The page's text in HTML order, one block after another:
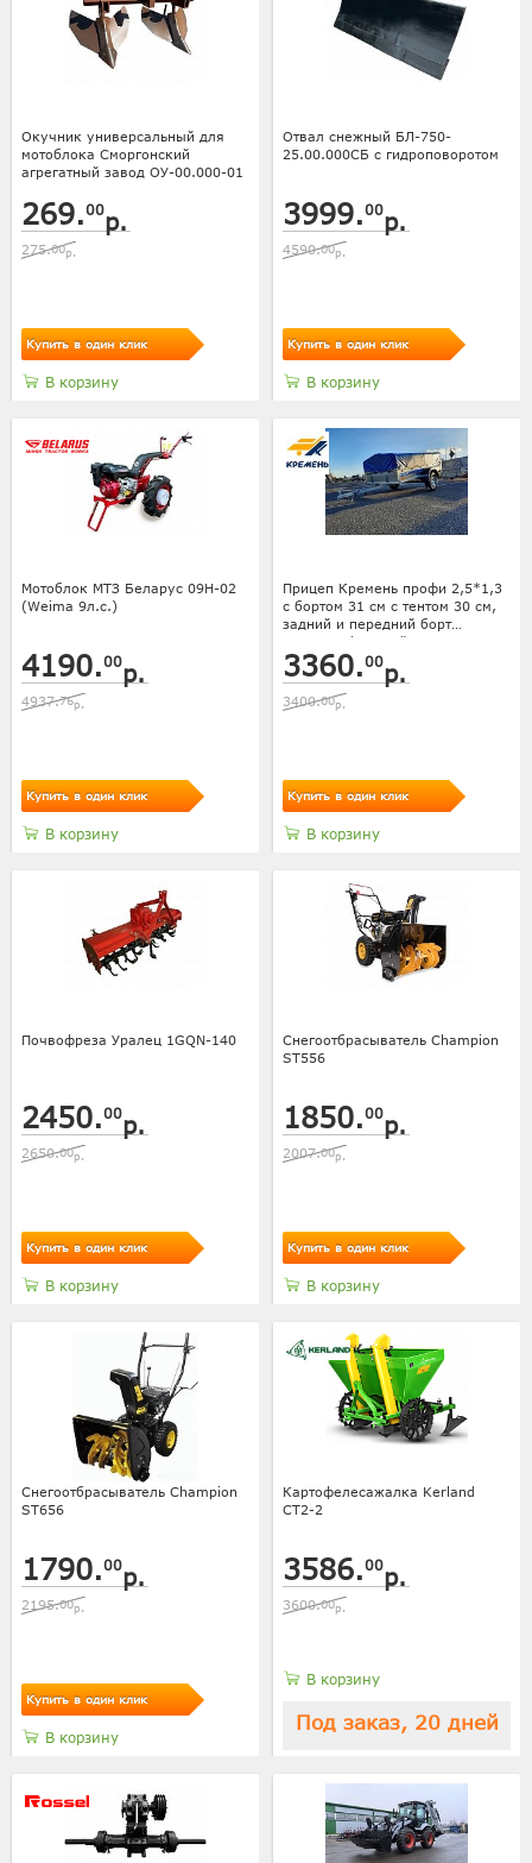
Окучник универсальный для
мотоблока Сморгонский
агрегатный завод ОУ-00.000-01
269.00р.
275.00р.
Купить в один клик
В корзину
Отвал снежный БЛ-750-
25.00.000СБ с гидроповоротом
3999.00р.
4590.00р.
Купить в один клик
В корзину
Мотоблок МТЗ Беларус 09Н-02
(Weima 9л.с.)
4190.00р.
4937.76р.
Купить в один клик
В корзину
Прицеп Кремень профи 2,5*1,3
с бортом 31 см с тентом 30 см,
задний и передний борт
усилены фанерой
3360.00р.
3400.00р.
Купить в один клик
В корзину
Почвофреза Уралец 1GQN-140
2450.00р.
2650.00р.
Купить в один клик
В корзину
Снегоотбрасыватель Champion
ST556
1850.00р.
2007.00р.
Купить в один клик
В корзину
Снегоотбрасыватель Champion
ST656
1790.00р.
2195.00р.
Купить в один клик
В корзину
Картофелесажалка Kerland
СТ2-2
3586.00р.
3600.00р.
В корзину
Под заказ, 20 дней